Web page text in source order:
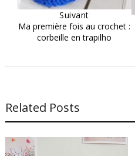
Suivant
Ma première fois au crochet :
corbeille en trapilho
Related Posts